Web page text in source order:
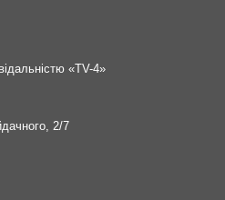
«TV-4»
2/7